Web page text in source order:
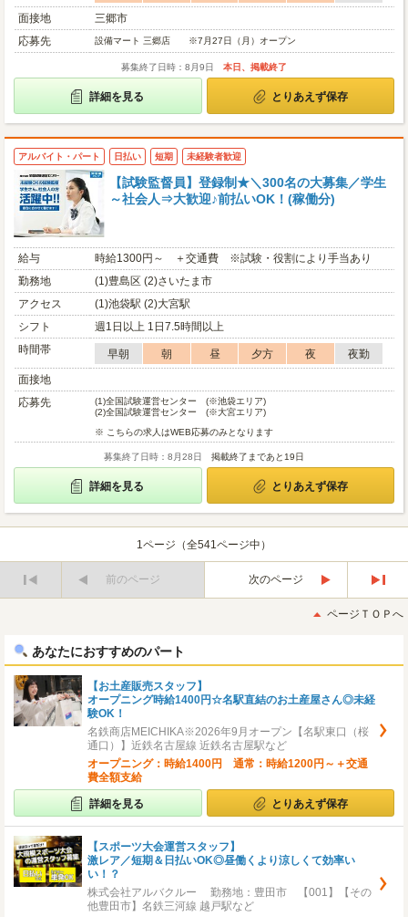
面接地
三郷市
応募先
設備マート 三郷店 ※7月27日（月）オープン
募集終了日時：8月9日 本日、掲載終了
詳細を見る とりあえず保存
アルバイト・パート 日払い 短期 未経験者歓迎
【試験監督員】登録制★＼300名の大募集／学生
～社会人⇒大歓迎♪前払いOK！(稼働分)
給与
時給1300円～ ＋交通費 ※試験・役割により手当あり
勤務地
(1)豊島区 (2)さいたま市
アクセス
(1)池袋駅 (2)大宮駅
シフト
週1日以上 1日7.5時間以上
時間帯
早朝 朝 昼 夕方 夜
夜勤
面接地
応募先
(1)全国試験運営センター (※池袋エリア)
(2)全国試験運営センター (※大宮エリア)
※ こちらの求人はWEB応募のみとなります
募集終了日時：8月28日 掲載終了まであと19日
詳細を見る とりあえず保存
1ページ（全541ページ中）
前のページ
次のページ
後
ページＴＯＰへ
あなたにおすすめのパート
【お土産販売スタッフ】
オープニング時給1400円☆名駅直結のお土産屋さん◎未経
験OK！
名鉄商店MEICHIKA※2026年9月オープン【名駅東口（桜
通口）】近鉄名古屋線 近鉄名古屋駅など
オープニング：時給1400円 通常：時給1200円～＋交通
費全額支給
詳細を見る とりあえず保存
【スポーツ大会運営スタッフ】
激レア／短期＆日払いOK◎昼働くより涼しくて効率い
い！？
株式会社アルバクルー 勤務地：豊田市 【001】【その
他豊田市】名鉄三河線 越戸駅など